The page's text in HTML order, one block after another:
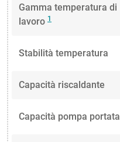
Gamma temperatura di
lavoro 1
Stabilità temperatura
Capacità riscaldante
Capacità pompa portata